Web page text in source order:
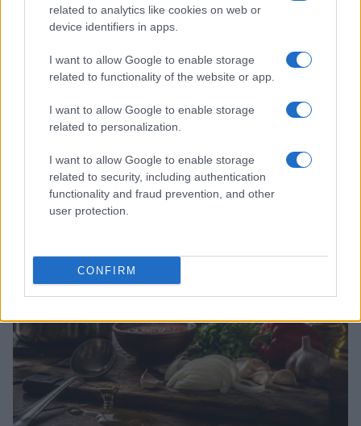
related to analytics like cookies on web or
device identifiers in apps.
I want to allow Google to enable storage
related to functionality of the website or app.
I want to allow Google to enable storage
related to personalization.
I want to allow Google to enable storage
related to security, including authentication
functionality and fraud prevention, and other
user protection.
CONFIRM
Medidas, iluminación y almacenamiento para una isla
de cocina funcional
Lucía Fernández · 3 Ago 2026